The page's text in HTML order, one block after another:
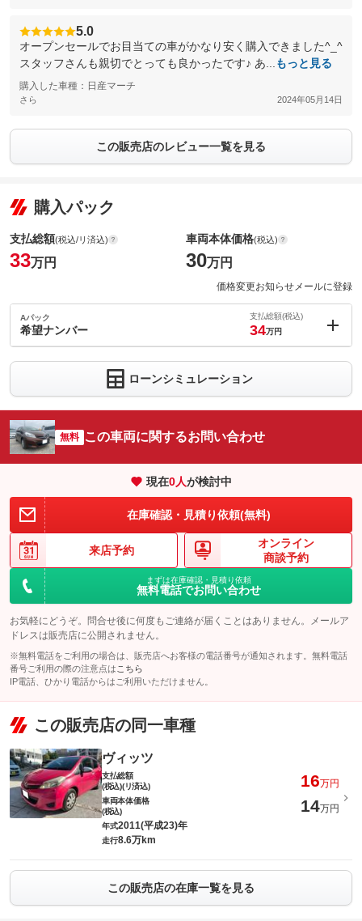
5.0
オープンセールでお目当ての車がかなり安く購入できました^_^
スタッフさんも親切でとっても良かったです♪ あ...
もっと見る
購入した車種：日産マーチ
さら 2024年05月14日
この販売店のレビュー一覧を見る
購入パック
支払総額(税込/リ済込)
33万円
車両本体価格(税込)
30万円
価格変更お知らせメールに登録
Aパック
希望ナンバー
支払総額(税込)
34万円
1
車両本体価
格
パック内容
備考
このパックの見積もり依頼（無料）
ローンシミュレーション
無料 この車両に関するお問い合わせ
現在0人が検討中
在庫確認・見積り依頼(無料)
来店予約
オンライン
商談予約
まずは在庫確認・見積り依頼
無料電話でお問い合わせ
お気軽にどうぞ。問合せ後に何度もご連絡が届くことはありません。メールア
ドレスは販売店に公開されません。
※無料電話をご利用の場合は、販売店へお客様の電話番号が通知されます。無料電話
番号ご利用の際の注意点は こちら
IP電話、ひかり電話からはご利用いただけません。
この販売店の同一車種
ヴィッツ
支払総額
(税込)(リ済込)
16万円
車両本体価格
(税込)
14万円
年式2011(平成23)年
走行8.6万km
この販売店の在庫一覧を見る